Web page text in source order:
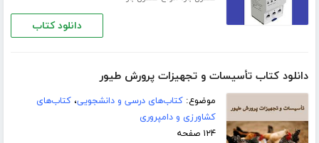
دانلود کتاب
دانلود کتاب تأسیسات و تجهیزات پرورش طیور
موضوع:کتاب‌های درسی و دانشجویی،کتاب‌های
کشاورزی و دامپروری
۱۲۴ صفحه